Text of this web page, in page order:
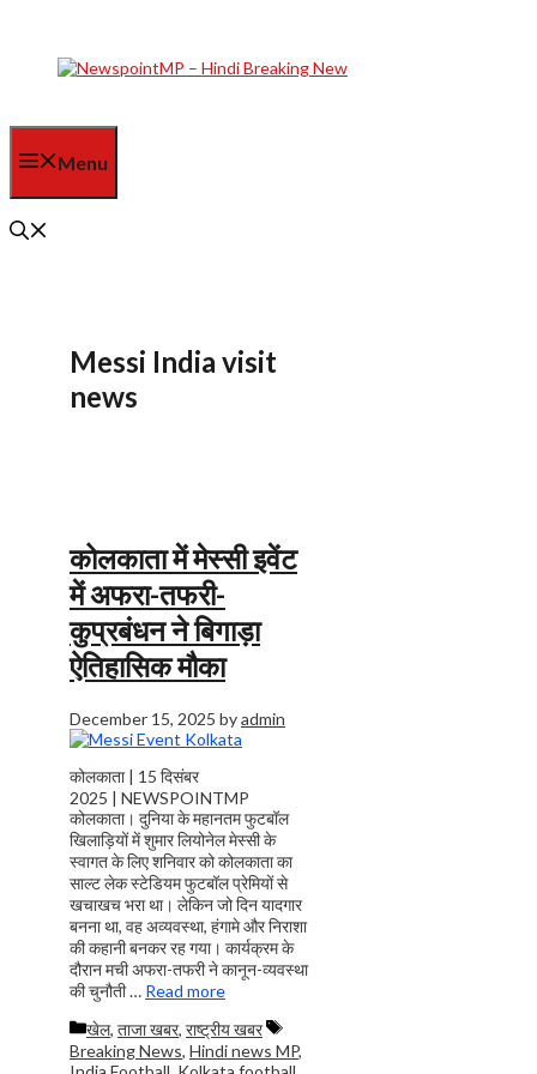
content
Menu
Messi India visit
news
कोलकाता में मेस्सी इवेंट
में अफरा-तफरी-
कुप्रबंधन ने बिगाड़ा
ऐतिहासिक मौका
December 15, 2025 byadmin
कोलकाता | 15 दिसंबर
2025 | NEWSPOINTMP
कोलकाता। दुनिया के महानतम फुटबॉल
खिलाड़ियों में शुमार लियोनेल मेस्सी के
स्वागत के लिए शनिवार को कोलकाता का
साल्ट लेक स्टेडियम फुटबॉल प्रेमियों से
खचाखच भरा था। लेकिन जो दिन यादगार
बनना था, वह अव्यवस्था, हंगामे और निराशा
की कहानी बनकर रह गया। कार्यक्रम के
दौरान मची अफरा-तफरी ने कानून-व्यवस्था
की चुनौती … Read more
Categories
खेल, ताजा खबर, राष्ट्रीय खबर
Tags
Breaking News, Hindi news MP,